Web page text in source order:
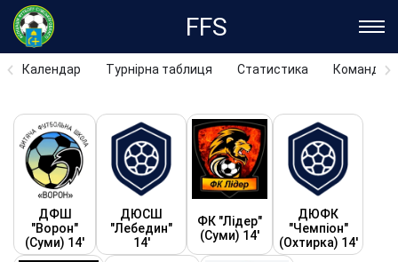
FFS
Календар Турнірна таблиця Статистика Команди
ДФШ
"Ворон"
(Суми) 14'
ДЮСШ
"Лебедин"
14'
ФК "Лідер"
(Суми) 14'
ДЮФК
"Чемпіон"
(Охтирка) 14'